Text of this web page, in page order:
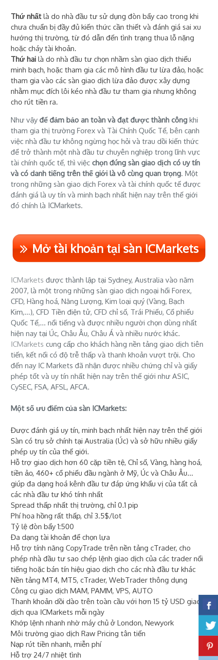
Thứ nhất là do nhà đầu tư sử dụng đòn bẩy cao trong khi
chưa chuẩn bị đầy đủ kiến thức cần thiết và đánh giá sai xu
hướng thị trường, từ đó dẫn đến tình trạng thua lỗ nặng
hoặc cháy tài khoản.
Thứ hai là do nhà đầu tư chọn nhầm sàn giao dịch thiếu
minh bạch, hoặc tham gia các mô hình đầu tư lừa đảo, hoặc
tham gia vào các sàn giao dịch lừa đảo được xây dựng
nhằm mục đích lôi kéo nhà đầu tư tham gia nhưng không
cho rút tiền ra.
Như vậyđể đảm bảo an toàn và đạt được thành công khi
tham gia thị trường Forex và Tài Chính Quốc Tế, bên cạnh
việc nhà đầu tư không ngừng học hỏi và trau dồi kiến thức
để trở thành một nhà đầu tư chuyên nghiệp trong lĩnh vực
tài chính quốc tế, thì việcchọn đúng sàn giao dịch có uy tín
và có danh tiếng trên thế giới là vô cùng quan trọng. Một
trong những sàn giao dịch Forex và tài chính quốc tế được
đánh giá là uy tín và minh bạch nhất hiện nay trên thế giới
đó chính là ICMarkets.
Mở tài khoản tại sàn ICMarkets
ICMarkets được thành lập tại Sydney, Australia vào năm
2007, là một trong những sàn giao dịch ngoại hối Forex,
CFD, Hàng hoá, Năng Lượng, Kim loại quý (Vàng, Bạch
Kim,...), CFD Tiền điện tử, CFD chỉ số, Trái Phiếu, Cổ phiếu
Quốc Tế,... nổi tiếng và được nhiều người chọn dùng nhất
hiện nay tại Úc, Châu Âu, Châu Á và nhiều nước khác.
ICMarkets cung cấp cho khách hàng nền tảng giao dịch tiên
tiến, kết nối có độ trễ thấp và thanh khoản vượt trội. Cho
đến nay IC Markets đã nhận được nhiều chứng chỉ và giấy
phép tốt và uy tín nhất hiện nay trên thế giới như ASIC,
CySEC, FSA, AFSL, AFCA.
Một số ưu điểm của sàn ICMarkets:
Được đánh giá uy tín, minh bạch nhất hiện nay trên thế giới
Sàn có trụ sở chính tại Australia (Úc) và sở hữu nhiều giấy
phép uy tín của thế giới.
Hỗ trợ giao dịch hơn 60 cặp tiền tệ, Chỉ số, Vàng, hàng hoá,
tiền ảo, 460+ cổ phiếu đầu ngành ở Mỹ, Úc và Châu Âu...
giúp đa dạng hoá kênh đầu tư đáp ứng khẩu vị của tất cả
các nhà đầu tư khó tính nhất
Spread thấp nhất thị trường, chỉ 0.1 pip
Phí hoa hồng rất thấp, chỉ 3.5$/lot
Tỷ lệ đòn bẩy 1:500
Đa dạng tài khoản để chọn lựa
Hỗ trợ tính năng CopyTrade trên nền tảng cTrader, cho
phép nhà đầu tư sao chép lệnh giao dịch của các trader nổi
tiếng hoặc bán tín hiệu giao dịch cho các nhà đầu tư khác
Nền tảng MT4, MT5, cTrader, WebTrader thông dụng
Công cụ giao dịch MAM, PAMM, VPS, AUTO
Thanh khoản dồi dào trên toàn cầu với hơn 15 tỷ USD giao
dịch qua ICMarkets mỗi ngày
Khớp lệnh nhanh nhờ máy chủ ở London, Newyork
Môi trường giao dịch Raw Pricing tân tiến
Nạp rút tiền nhanh, miễn phí
Hỗ trợ 24/7 nhiệt tình